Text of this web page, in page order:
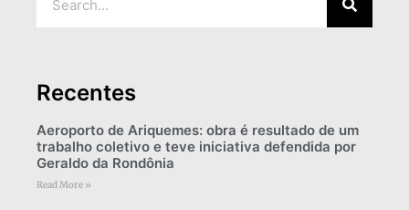
Recentes
Aeroporto de Ariquemes: obra é resultado de um
trabalho coletivo e teve iniciativa defendida por
Geraldo da Rondônia
Read More »